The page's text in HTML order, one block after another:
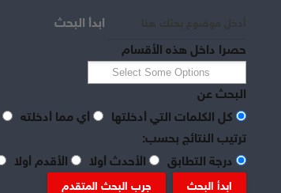
ابدأ البحث
حصرا داخل هذه الأقسام
البحث عن
كل الكلمات التي أدخلتها
أي مما أدخلته
ترتيب النتائج بحسب:
درجة التطابق
الأحدث أولا الأقدم أولا
ابدأ البحث جرب البحث المتقدم